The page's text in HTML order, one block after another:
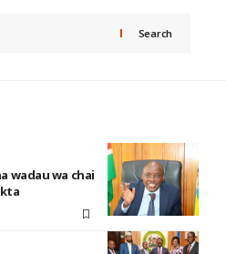
Search
wadau wa chai